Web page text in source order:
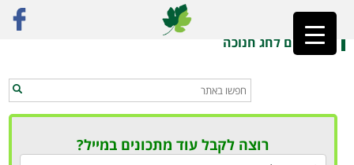
ראשי»חנוכה
מתכונים לחג חנוכה
רוצה לקבל עוד מתכונים במייל?